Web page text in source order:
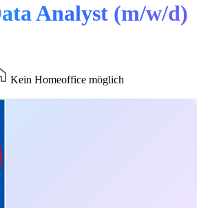
Analyst (m/w/d)
Kein Homeoffice möglich